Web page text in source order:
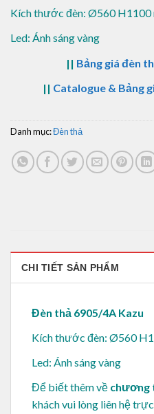
Kích thước đèn: Ø560 H1100
Led: Ánh sáng vàng
|| Bảng giá đèn
|| Catalogue & Bảng
Danh mục:Đèn thả
CHI TIẾT SẢN PHẨM
Đèn thả 6905/4A Kazu
Kích thước đèn: Ø560
Led: Ánh sáng vàng
Để biết thêm về chương
khách vui lòng liên hệ